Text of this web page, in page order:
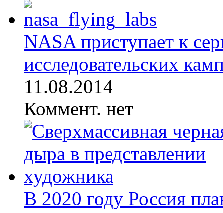
NASA приступает к
исследовательских
11.08.2014
Коммент. нет
В 2020 году Россия